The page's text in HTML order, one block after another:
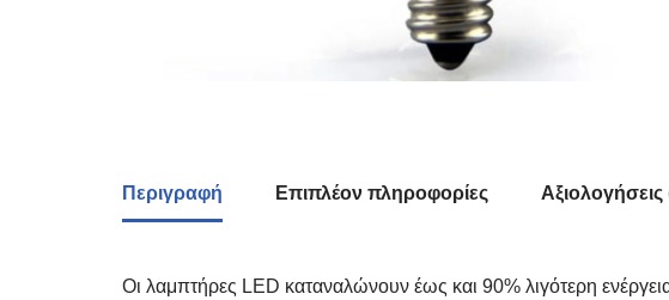
Περιγραφή Επιπλέον πληροφορίες Αξιολογήσεις
Οι λαμπτήρες LED καταναλώνουν έως και 90% λιγότερη